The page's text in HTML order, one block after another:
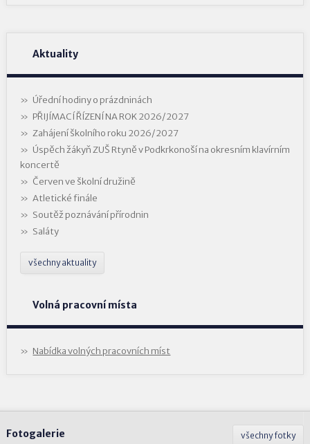
Aktuality
Úřední hodiny o prázdninách
PŘIJÍMACÍ ŘÍZENÍ NA ROK 2026/2027
Zahájení školního roku 2026/2027
Úspěch žákyň ZUŠ Rtyně v Podkrkonoší na okresním klavírním
koncertě
Červen ve školní družině
Atletické finále
Soutěž poznávání přírodnin
Saláty
všechny aktuality
Volná pracovní místa
Nabídka volných pracovních míst
všechny fotky
Fotogalerie